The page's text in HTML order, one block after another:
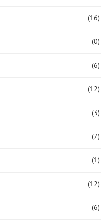
(16)
(0)
(6)
(12)
(3)
(7)
(1)
(12)
(6)